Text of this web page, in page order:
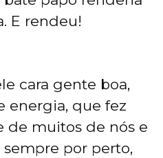
E rendeu!
cara gente boa,
energia, que fez
de muitos de nós e
por perto,